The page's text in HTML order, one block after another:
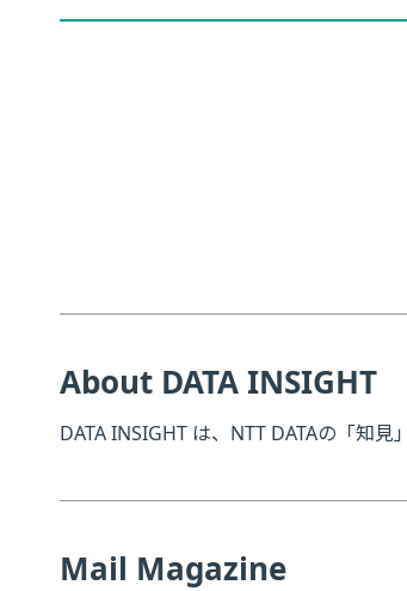
About DATA INSIGHT
DATA INSIGHT は、NTT DATAの「知見
Mail Magazine